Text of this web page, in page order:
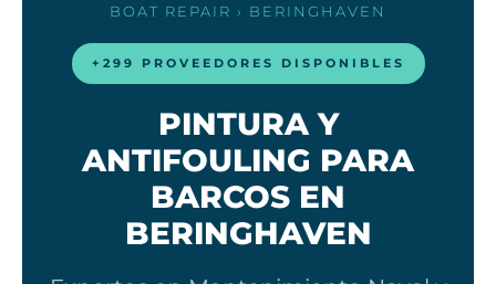
BOAT REPAIR › BERINGHAVEN
+299 PROVEEDORES DISPONIBLES
PINTURA Y
ANTIFOULING PARA
BARCOS EN
BERINGHAVEN